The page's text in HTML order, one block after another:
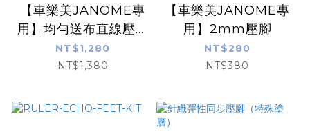
【車樂美JANOME專
用】均勻送布直線壓腳
【9mm機型適用】
NT$1,280
NT$1,380
【車樂美JANOME專
用】2mm壓腳
NT$280
NT$380